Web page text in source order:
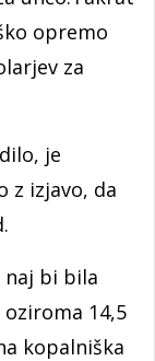
opremo
za
je
z izjavo, da
naj bi bila
14,5
kopalniška